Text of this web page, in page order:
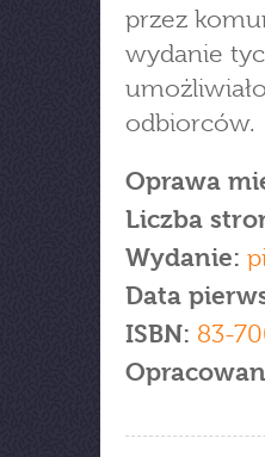
przez
wydanie
odbiorców.
Oprawa
Liczba
Wydanie:
Data
ISBN: 83-